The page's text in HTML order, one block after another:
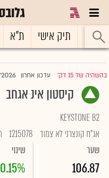
ראשי תיק אישי ת"א
בהשהיה של 15 דק' |עדכון אחרון
קיסטון אינ אגחב
KEYSTONE B2
אג"ח קונצרני לא צמוד 1215078
שער
106.87
שינוי